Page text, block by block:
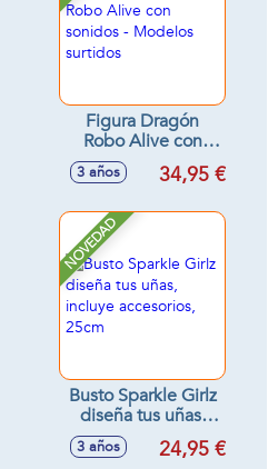
Figura Dragón
Robo Alive con
sonidos - Modelos
surtidos
3 años 34,95 €
NOVEDAD
Busto Sparkle Girlz
diseña tus uñas,
incluye accesorios,
25cm
3 años 24,95 €